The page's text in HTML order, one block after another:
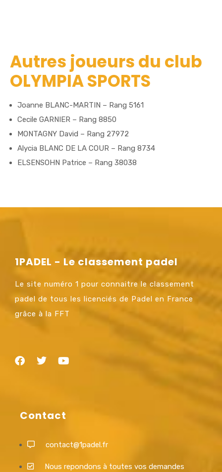
Autres joueurs du club
OLYMPIA SPORTS
Joanne BLANC-MARTIN – Rang 5161
Cecile GARNIER – Rang 8850
MONTAGNY David – Rang 27972
Alycia BLANC DE LA COUR – Rang 8734
ELSENSOHN Patrice – Rang 38038
1PADEL - Le classement padel
Le site numéro 1 pour connaitre le classement
padel de tous les licenciés de Padel en France
grâce à la FFT
Contact
contact@1padel.fr
Nous repondons à toutes vos demandes